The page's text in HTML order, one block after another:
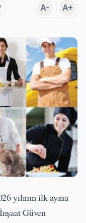
A- A+
yılının ilk ayına
Güven